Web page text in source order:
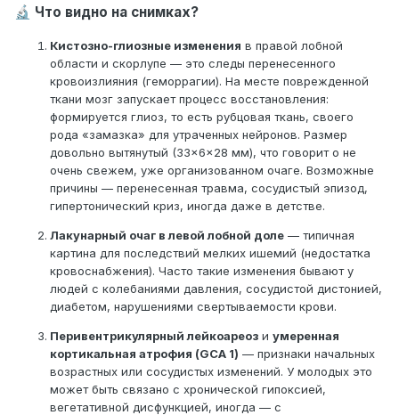
умеренно расширено, цистерны головного мозг не
Периваскулярные пространства Вирхова-Робина 1 типа
незначительно расширены.
В правой лобной области в белом веществе и в области
скорлупы отмечается субкортикальная зон кистозно-глиозных
изменений с отложениями гемосидерина, вытянутой формы
примерными размерами до 33х6х28 мм.
В белом веществе задних отделов левой лобной доли
отмечается субкортикальный лакунарный постишемический
четкими контурами размерами до 8х6х12 мм.
В мозжечке, стволовых структурах без очаговой патологии.
Шишковидная железа не изменена.
Турецкое седло нормальных размеров, гипофиз расположен
интраселлярно, толщиной до 2 мм.
Хиазмальная область обычная. Супраселлярная цистерна
умеренно пролабирует.
🔬 Что видно на снимках?
Кистозно-глиозные изменения в правой лобной
области и скорлупе — это следы перенесенного
кровоизлияния (геморрагии). На месте поврежденной
ткани мозг запускает процесс восстановления:
формируется глиоз, то есть рубцовая ткань, своего
рода «замазка» для утраченных нейронов. Размер
довольно вытянутый (33×6×28 мм), что говорит о не
очень свежем, уже организованном очаге. Возможные
причины — перенесенная травма, сосудистый эпизод,
гипертонический криз, иногда даже в детстве.
Лакунарный очаг в левой лобной доле — типичная
картина для последствий мелких ишемий (недостатка
кровоснабжения). Часто такие изменения бывают у
людей с колебаниями давления, сосудистой дистонией,
диабетом, нарушениями свертываемости крови.
Перивентрикулярный лейкоареоз и умеренная
кортикальная атрофия (GCA 1) — признаки начальных
возрастных или сосудистых изменений. У молодых это
может быть связано с хронической гипоксией,
вегетативной дисфункцией, иногда — с